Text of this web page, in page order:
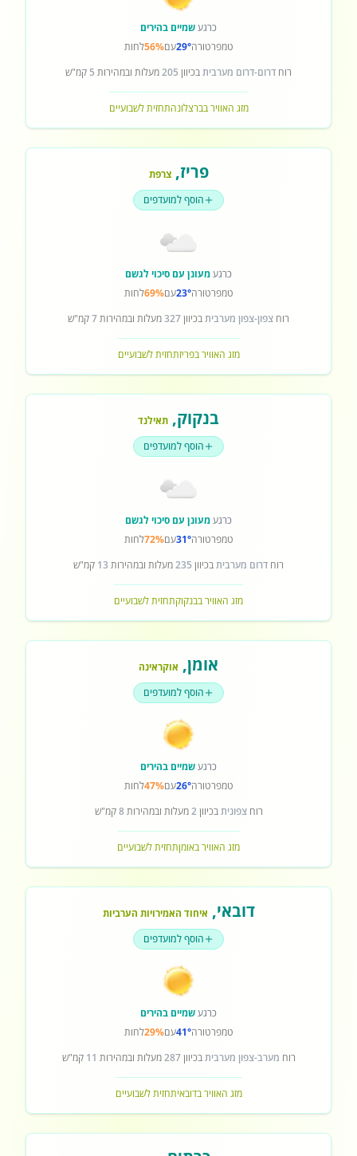
כרגעשמיים בהירים
טמפרטורה29°עם56%לחות
רוח דרום-דרום מערביתבכיוון 205מעלות ובמהירות 5 קמ"ש
מזג האוויר בברצלונהתחזית לשבועיים
פריז,צרפת
הוסף למועדפים
כרגעמעונן עם סיכוי לגשם
טמפרטורה23°עם69%לחות
רוח צפון-צפון מערביתבכיוון327מעלות ובמהירות7קמ"ש
מזג האוויר בפריזתחזית לשבועיים
בנקוק, תאילנד
הוסף למועדפים
כרגעמעונן עם סיכוי לגשם
טמפרטורה31°עם72%לחות
רוח דרום מערביתבכיוון 235מעלות ובמהירות 13 קמ"ש
מזג האוויר בבנקוקתחזית לשבועיים
אומן, אוקראינה
הוסף למועדפים
כרגעשמיים בהירים
טמפרטורה26°עם47%לחות
רוחצפוניתבכיוון2מעלות ובמהירות8קמ"ש
מזג האוויר באומןתחזית לשבועיים
דובאי, איחוד האמירויות הערביות
הוסף למועדפים
כרגעשמיים בהירים
טמפרטורה41°עם29%לחות
רוח מערב-צפון מערביתבכיוון287מעלות ובמהירות 11 קמ"ש
מזג האוויר בדובאיתחזית לשבועיים